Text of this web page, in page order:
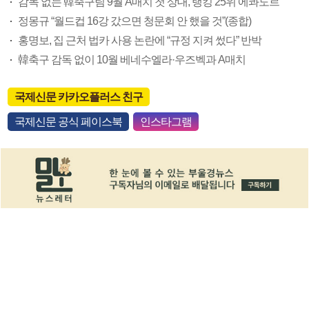
정몽규 “월드컵 16강 갔으면 청문회 안 했을 것”(종합)
홍명보, 집 근처 법카 사용 논란에 “규정 지켜 썼다” 반박
韓축구 감독 없이 10월 베네수엘라·우즈벡과 A매치
국제신문 카카오플러스 친구
국제신문 공식 페이스북 인스타그램